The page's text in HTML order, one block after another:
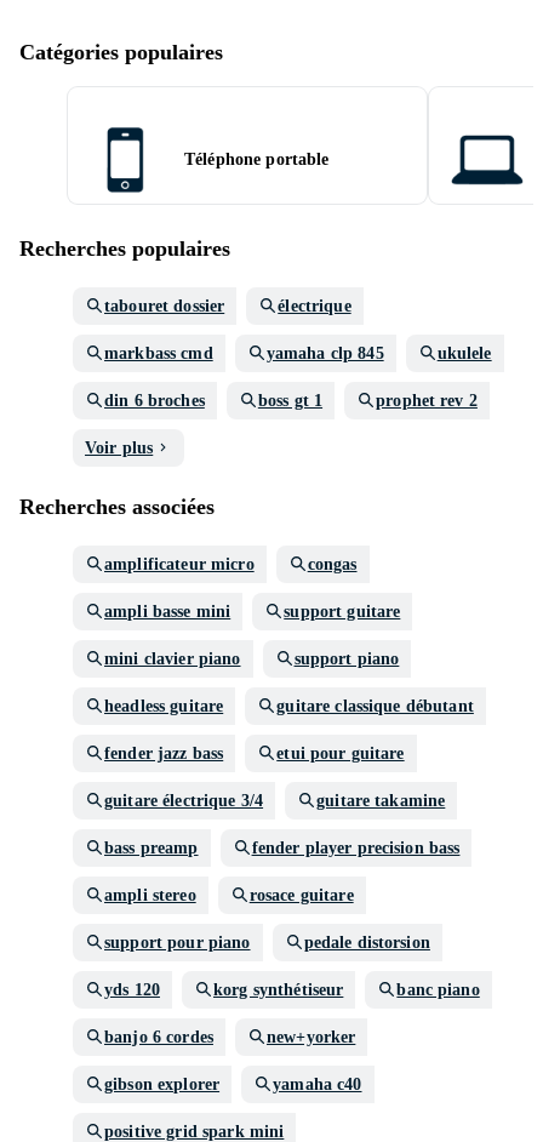
Catégories populaires
Téléphone portable
Recherches populaires
tabouret dossier électrique
markbass cmd yamaha clp 845 ukulele
din 6 broches boss gt 1 prophet rev 2
Voir plus
Recherches associées
amplificateur micro congas
ampli basse mini support guitare
mini clavier piano support piano
headless guitare guitare classique débutant
fender jazz bass etui pour guitare
guitare électrique 3/4 guitare takamine
bass preamp fender player precision bass
ampli stereo rosace guitare
support pour piano pedale distorsion
yds 120 korg synthétiseur banc piano
banjo 6 cordes new+yorker
gibson explorer yamaha c40
positive grid spark mini